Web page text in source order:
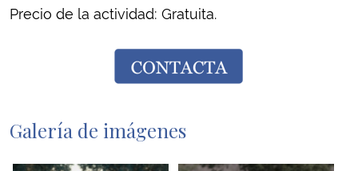
Precio de la actividad: Gratuita.
Galería de imágenes